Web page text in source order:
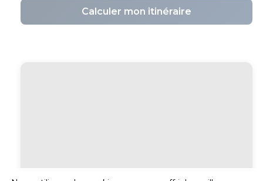
Calculer mon itinéraire